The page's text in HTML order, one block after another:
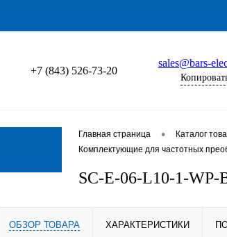
+7 (843) 526-73-20
sales@bars-
Главная страница • Каталог
Комплектующие для частотных
SC-E-06-L10-1-WP-
ОБЗОР ТОВАРА ХАРАКТЕРИСТИКИ